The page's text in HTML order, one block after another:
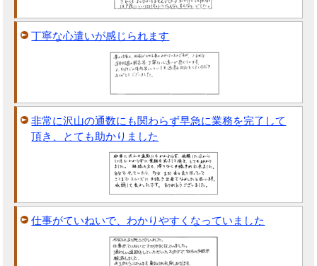
丁寧な心遣いが感じられます
非常に沢山の通数にも関わらず早急に業務を完了して
頂き、とても助かりました
仕事がていねいで、わかりやすくなっていました